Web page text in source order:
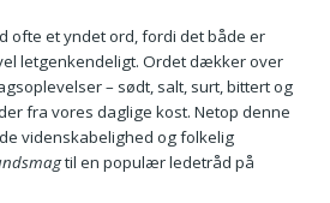
ofte et yndet ord, fordi det både er
letgenkendeligt. Ordet dækker over
– sødt, salt, surt, bittert og
fra vores daglige kost. Netop denne
videnskabelighed og folkelig
til en populær ledetråd på